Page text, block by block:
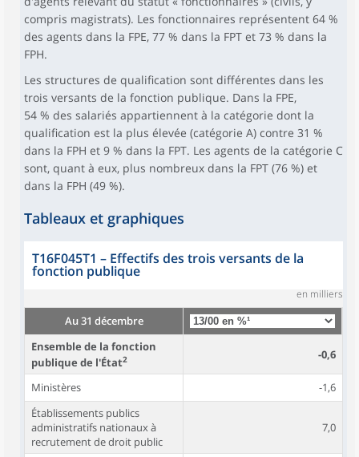
compris magistrats). Les fonctionnaires représentent 64 %
des agents dans la FPE, 77 % dans la FPT et 73 % dans la
FPH.
Les structures de qualification sont différentes dans les
trois versants de la fonction publique. Dans la FPE,
54 % des salariés appartiennent à la catégorie dont la
qualification est la plus élevée (catégorie A) contre 31 %
dans la FPH et 9 % dans la FPT. Les agents de la catégorie C
sont, quant à eux, plus nombreux dans la FPT (76 %) et
dans la FPH (49 %).
Tableaux et graphiques
T16F045T1 – Effectifs des trois versants de la
fonction publique
en milliers
Au 31 décembre
Ensemble de la fonction
publique de l'État2 -0,6
Ministères
-1,6
Établissements publics
administratifs nationaux à
recrutement de droit public
7,0